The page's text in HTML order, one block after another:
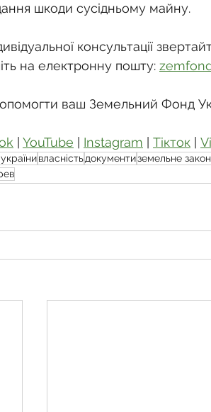
шкоди сусідньому майну.
консультації
на електронну пошту:
ваш Земельний Фонд
YouTube Instagram Тікток
власністьдокументиземельне